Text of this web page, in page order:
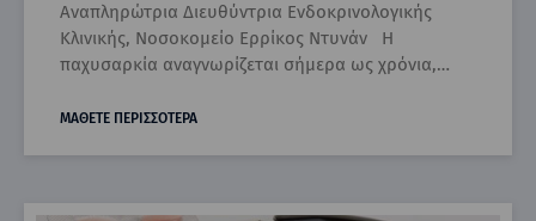
Αναπληρώτρια Διευθύντρια Ενδοκρινολογικής
Κλινικής, Νοσοκομείο Ερρίκος Ντυνάν Η
παχυσαρκία αναγνωρίζεται σήμερα ως χρόνια,…
ΜΑΘΕΤΕ ΠΕΡΙΣΣΟΤΕΡΑ